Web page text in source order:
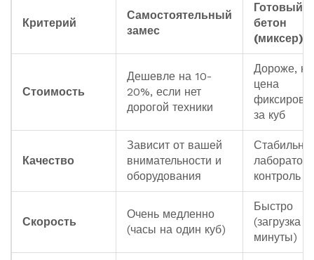
Критерий
Самостоятельный
замес
Готовый
бетон
(миксер)
Стоимость
Дешевле на 10-
20%, если нет
дорогой техники
Дороже, но
цена
за куб
Качество
Зависит от вашей
внимательности и
оборудования
контроль
Скорость
Очень медленно
(часы на один куб)
Быстро
(загрузка
минуты)